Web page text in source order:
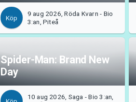
Köp
9 aug 2026, Röda Kvarn - Bio
3:an, Piteå
Spider-Man: Brand New
Day
10 aug 2026, Saga - Bio 3:an,